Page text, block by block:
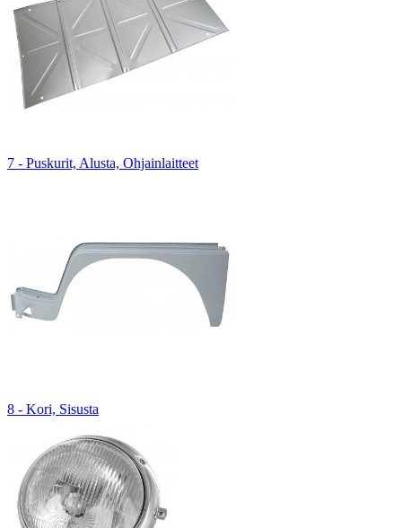
7 - Puskurit, Alusta, Ohjainlaitteet
8 - Kori, Sisusta